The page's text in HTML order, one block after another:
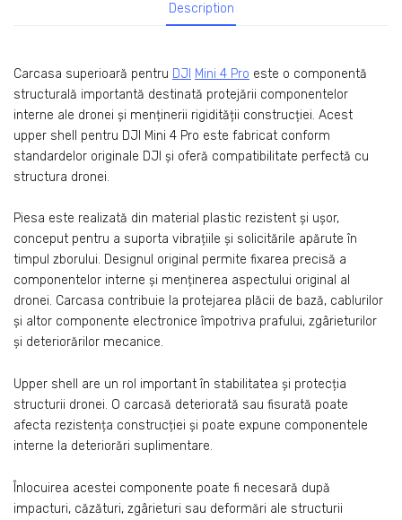
Description
Carcasa superioară pentru DJI Mini 4 Pro este o componentă
structurală importantă destinată protejării componentelor
interne ale dronei și menținerii rigidității construcției. Acest
upper shell pentru DJI Mini 4 Pro este fabricat conform
standardelor originale DJI și oferă compatibilitate perfectă cu
structura dronei.
Piesa este realizată din material plastic rezistent și ușor,
conceput pentru a suporta vibrațiile și solicitările apărute în
timpul zborului. Designul original permite fixarea precisă a
componentelor interne și menținerea aspectului original al
dronei. Carcasa contribuie la protejarea plăcii de bază, cablurilor
și altor componente electronice împotriva prafului, zgârieturilor
și deteriorărilor mecanice.
Upper shell are un rol important în stabilitatea și protecția
structurii dronei. O carcasă deteriorată sau fisurată poate
afecta rezistența construcției și poate expune componentele
interne la deteriorări suplimentare.
Înlocuirea acestei componente poate fi necesară după
impacturi, căzături, zgârieturi sau deformări ale structurii